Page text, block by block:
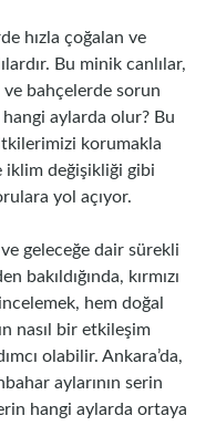
hızla çoğalan ve
Bu minik canlılar,
bahçelerde sorun
hangi aylarda olur? Bu
korumakla
iklim değişikliği gibi
yol açıyor.
geleceğe dair sürekli
kırmızı
hem doğal
nasıl bir etkileşim
olabilir. Ankara’da,
aylarının serin
hangi aylarda ortaya